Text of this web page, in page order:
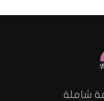
شاملة